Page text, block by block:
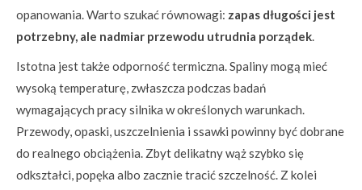
opanowania. Warto szukać równowagi: zapas długości jest
potrzebny, ale nadmiar przewodu utrudnia porządek
Istotna jest także odporność termiczna. Spaliny mogą mieć
wysoką temperaturę, zwłaszcza podczas badań
wymagających pracy silnika w określonych warunkach.
Przewody, opaski, uszczelnienia i ssawki powinny być dobrane
do realnego obciążenia. Zbyt delikatny wąż szybko się
odkształci, popęka albo zacznie tracić szczelność. Z kolei